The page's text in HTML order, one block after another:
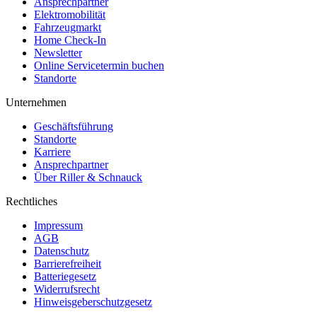
Elektromobilität
Fahrzeugmarkt
Home Check-In
Newsletter
Online Servicetermin buchen
Standorte
Unternehmen
Geschäftsführung
Standorte
Karriere
Ansprechpartner
Über Riller & Schnauck
Rechtliches
Impressum
AGB
Datenschutz
Barrierefreiheit
Batteriegesetz
Widerrufsrecht
Hinweisgeberschutzgesetz